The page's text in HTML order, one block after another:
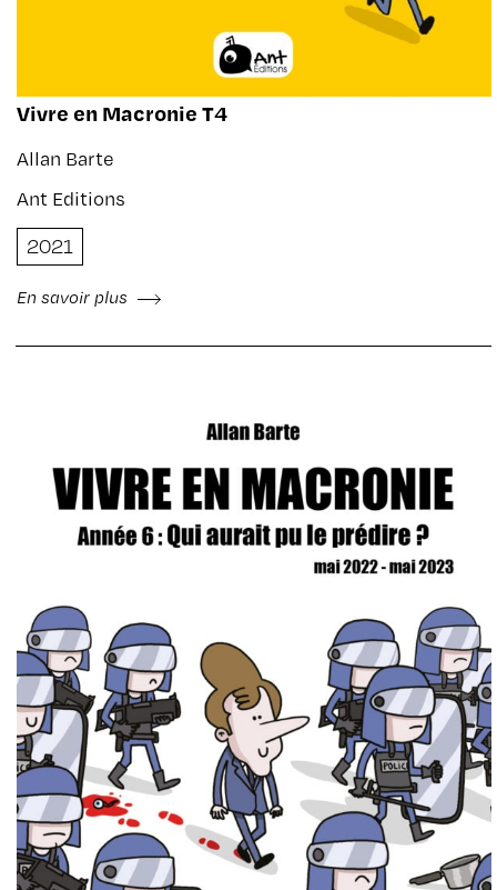
Vivre en Macronie T4
Allan Barte
Ant Editions
2021
En savoir plus